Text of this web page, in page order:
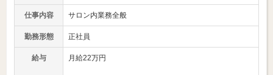
仕事内容 サロン内業務全般
勤務形態 正社員
給与 月給22万円